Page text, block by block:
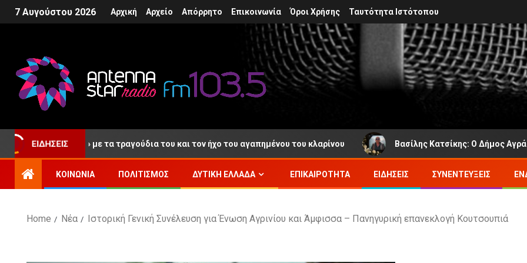
7 Αυγούστου 2026 Αρχική Αρχείο Απόρρητο Επικοινωνία Όροι Χρήσης Ταυτότητα Ιστότοπου
ΕΙΔΉΣΕΙΣ
«αντίο» με τα τραγούδια του και τον ήχο του αγαπημένου του κλαρίνου Βασίλης Κατσίκης: Ο Δήμος Αγράφων
ΚΟΙΝΩΝΊΑ ΠΟΛΙΤΙΣΜΌΣ ΔΥΤΙΚΉ ΕΛΛΆΔΑ ΕΠΙΚΑΙΡΌΤΗΤΑ ΕΙΔΉΣΕΙΣ ΣΥΝΕΝΤΕΎΞΕΙΣ
Home Νέα Ιστορική Γενική Συνέλευση για Ένωση Αγρινίου και Άμφισσα – Πανηγυρική επανεκλογή Κουτσουπιά